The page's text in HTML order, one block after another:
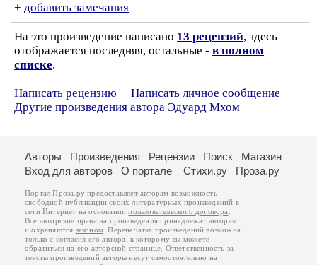
+ добавить замечания
На это произведение написано 13 рецензий, здесь
отображается последняя, остальные - в полном
списке.
Написать рецензию
Написать личное сообщение
Другие произведения автора Эдуард Мхом
Авторы Произведения Рецензии Поиск
Магазин
Вход для авторов
О портале Стихи.ру Проза.ру
Портал Проза.ру предоставляет авторам возможность
свободной публикации своих литературных произведений в
сети Интернет на основаниипользовательского договора
Все авторские права на произведения принадлежат авторам
и охраняются законом . Перепечатка произведений возможна
только с согласия его автора, к которому вы можете
обратиться на его авторской странице. Ответственность за
тексты произведений авторы несут самостоятельно на